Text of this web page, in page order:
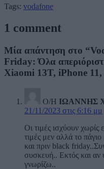
Tags: vodafone
1 comment
Μία απάντηση στο
Friday: Όλα
Xiaomi 13T, iPhone
Ο/Η ΙΩΑΝΝΗΣ
21/11/2023 στις 6:16 μμ
Οι τιμές ισχύουν
τιμές μεν αλλά το
και πριν black
συσκευή.. Εκτός και αν
γνωρίζω..